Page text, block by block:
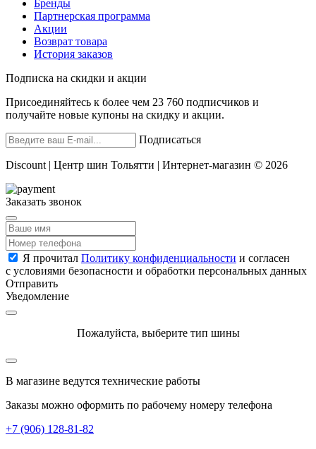
Бренды
Партнерская программа
Акции
Возврат товара
История заказов
Подписка на скидки и акции
Присоединяйтесь к более чем 23 760 подписчиков и
получайте новые купоны на скидку и акции.
Подписаться
Discount | Центр шин Тольятти | Интернет-магазин © 2026
Заказать звонок
Я прочитал Политику конфиденциальности и согласен
с условиями безопасности и обработки персональных данных
Отправить
Уведомление
Пожалуйста, выберите тип шины
В магазине ведутся технические работы
Заказы можно оформить по рабочему номеру телефона
+7 (906) 128-81-82